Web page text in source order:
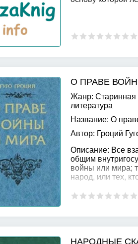
О ПРАВЕ
Жанр: Старинная
литература
Название: О
Автор: Гроций
Описание: Все
общим
войны или мира;
народ, или тех,
НАРОДНЫЕ